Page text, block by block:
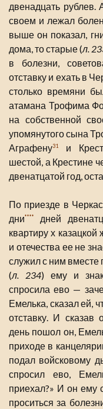
двенадцать
своем и лежал
выше он показал,
дома, то старые (л.
в болезни,
отставку и ехать в
столько времяни
атамана Трофима
на собственной
упомянутого сына
Аграфену31и
шестой, а Крестине
двенатцатой год,
По приезде в
дни****
дней
квартиру х
и отечества ее не
служил с ним
(л. 234) ему и
спросила ево —
Емелька, сказал ей,
отставку. И сказав
день пошол он,
приходе в
подал войсковому
спросил ево,
приехал?» И он ему
проситься за